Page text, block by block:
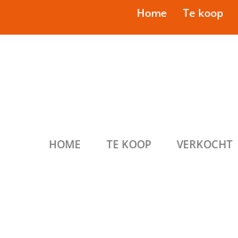
Home Te koop
HOME TE KOOP VERKOCHT